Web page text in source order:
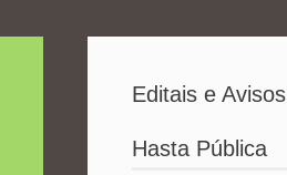
Editais e Avisos
Hasta Pública